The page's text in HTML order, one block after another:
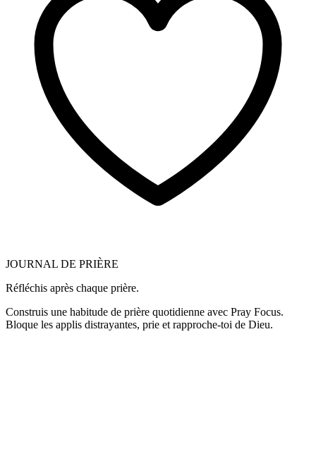
JOURNAL DE PRIÈRE
Réfléchis après chaque prière.
Construis une habitude de prière quotidienne avec Pray Focus.
Bloque les applis distrayantes, prie et rapproche-toi de Dieu.